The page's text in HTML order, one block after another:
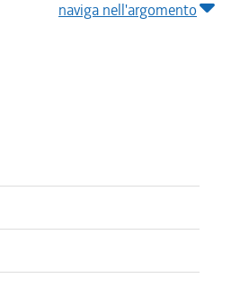
naviga nell'argomento